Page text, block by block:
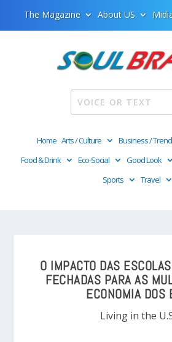
The Magazine About US
Home Arts / Culture Business /
Food & Drink
Eco-Social Good Look
Sports
Travel
O IMPACTO DAS
FECHADAS PARA AS
ECONOMIA DOS
Living in the